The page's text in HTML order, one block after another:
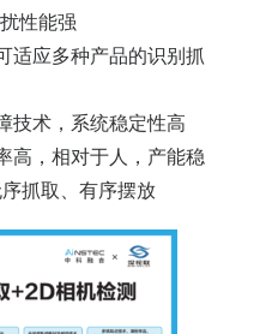
性能强
适应多种产品的识别抓
技术，系统稳定性高
高，相对于人，产能稳
抓取、有序摆放